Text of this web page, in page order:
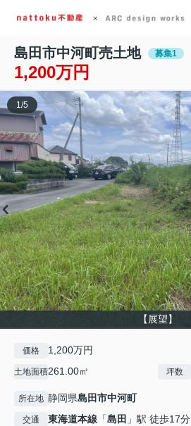
島田市中河町売土地 募集1
1,200万円
【展望】
1/5
価格 1,200万円
土地面積261.00㎡ 坪数
所在地 静岡県島田市中河町
交通 東海道本線 「島田 」駅 徒歩17分